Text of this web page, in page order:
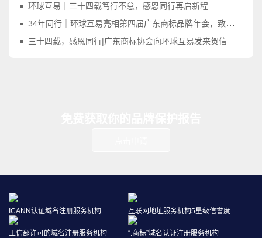
环球互易｜三十四载笃行不怠，感恩同行再启新程
34年同行｜环球互易亮相第四届广东商标品牌年会，致敬品牌守护之路
三十四载，感恩同行|广东商标协会向环球互易发来贺信
ICANN认证域名注册服务机构 互联网地址服务机构5星级信誉度
工信部许可的域名注册服务机构 “.商标”域名认证注册服务机构